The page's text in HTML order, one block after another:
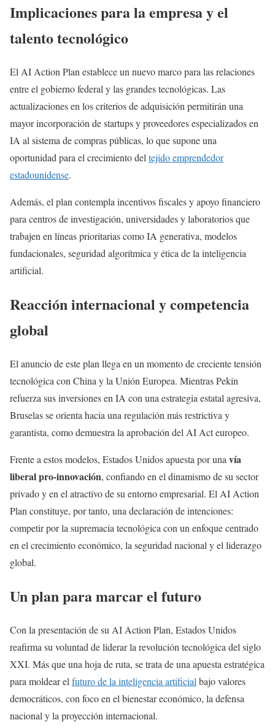
Implicaciones para la empresa y el
talento tecnológico
El AI Action Plan establece un nuevo marco para las relaciones
entre el gobierno federal y las grandes tecnológicas. Las
actualizaciones en los criterios de adquisición permitirán una
mayor incorporación de startups y proveedores especializados en
IA al sistema de compras públicas, lo que supone una
oportunidad para el crecimiento del tejido emprendedor
estadounidense.
Además, el plan contempla incentivos fiscales y apoyo financiero
para centros de investigación, universidades y laboratorios que
trabajen en líneas prioritarias como IA generativa, modelos
fundacionales, seguridad algorítmica y ética de la inteligencia
artificial.
Reacción internacional y competencia
global
El anuncio de este plan llega en un momento de creciente tensión
tecnológica con China y la Unión Europea. Mientras Pekín
refuerza sus inversiones en IA con una estrategia estatal agresiva,
Bruselas se orienta hacia una regulación más restrictiva y
garantista, como demuestra la aprobación del AI Act europeo.
Frente a estos modelos, Estados Unidos apuesta por una vía
liberal pro-innovación, confiando en el dinamismo de su sector
privado y en el atractivo de su entorno empresarial. El AI Action
Plan constituye, por tanto, una declaración de intenciones:
competir por la supremacía tecnológica con un enfoque centrado
en el crecimiento económico, la seguridad nacional y el liderazgo
global.
Un plan para marcar el futuro
Con la presentación de su AI Action Plan, Estados Unidos
reafirma su voluntad de liderar la revolución tecnológica del siglo
XXI. Más que una hoja de ruta, se trata de una apuesta estratégica
para moldear el futuro de la inteligencia artificial bajo valores
democráticos, con foco en el bienestar económico, la defensa
nacional y la proyección internacional.